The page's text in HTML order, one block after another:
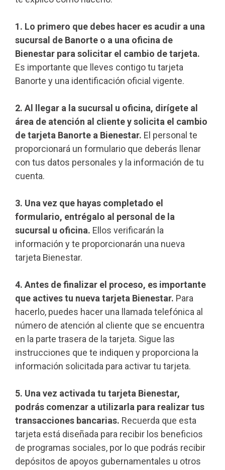
1. Lo primero que debes hacer es acudir a una
sucursal de Banorte o a una oficina de
Bienestar para solicitar el cambio de tarjeta.
Es importante que lleves contigo tu tarjeta
Banorte y una identificación oficial vigente.
2. Al llegar a la sucursal u oficina, dirígete al
área de atención al cliente y solicita el cambio
de tarjeta Banorte a Bienestar. El personal te
proporcionará un formulario que deberás llenar
con tus datos personales y la información de tu
cuenta.
3. Una vez que hayas completado el
formulario, entrégalo al personal de la
sucursal u oficina. Ellos verificarán la
información y te proporcionarán una nueva
tarjeta Bienestar.
4. Antes de finalizar el proceso, es importante
que actives tu nueva tarjeta Bienestar. Para
hacerlo, puedes hacer una llamada telefónica al
número de atención al cliente que se encuentra
en la parte trasera de la tarjeta. Sigue las
instrucciones que te indiquen y proporciona la
información solicitada para activar tu tarjeta.
5. Una vez activada tu tarjeta Bienestar,
podrás comenzar a utilizarla para realizar tus
transacciones bancarias. Recuerda que esta
tarjeta está diseñada para recibir los beneficios
de programas sociales, por lo que podrás recibir
depósitos de apoyos gubernamentales u otros